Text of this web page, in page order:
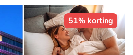
51% korting